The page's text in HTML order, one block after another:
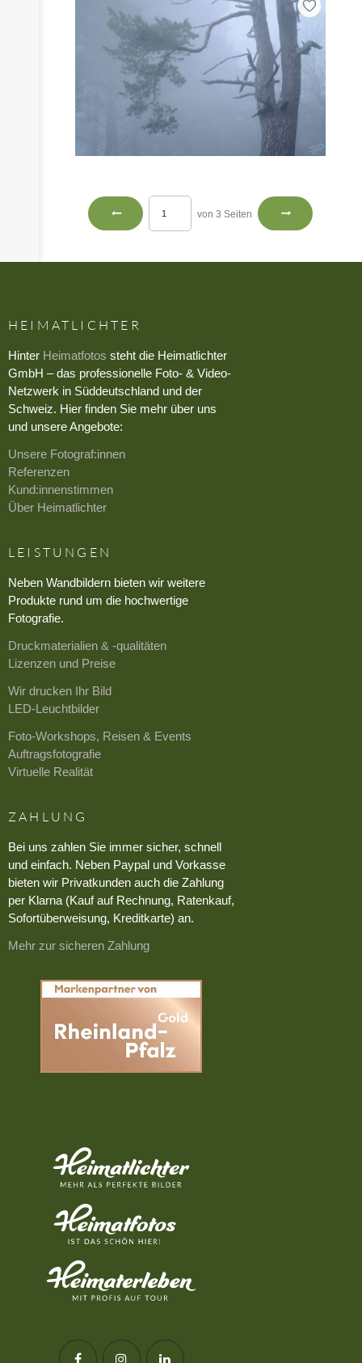
von 3 Seiten
HEIMATLICHTER
Hinter Heimatfotos steht die Heimatlichter
GmbH – das professionelle Foto- & Video-
Netzwerk in Süddeutschland und der
Schweiz. Hier finden Sie mehr über uns
und unsere Angebote:
Unsere Fotograf:innen
Referenzen
Kund:innenstimmen
Über Heimatlichter
LEISTUNGEN
Neben Wandbildern bieten wir weitere
Produkte rund um die hochwertige
Fotografie.
Druckmaterialien & -qualitäten
Lizenzen und Preise
Wir drucken Ihr Bild
LED-Leuchtbilder
Foto-Workshops, Reisen & Events
Auftragsfotografie
Virtuelle Realität
ZAHLUNG
Bei uns zahlen Sie immer sicher, schnell
und einfach. Neben Paypal und Vorkasse
bieten wir Privatkunden auch die Zahlung
per Klarna (Kauf auf Rechnung, Ratenkauf,
Sofortüberweisung, Kreditkarte) an.
Mehr zur sicheren Zahlung